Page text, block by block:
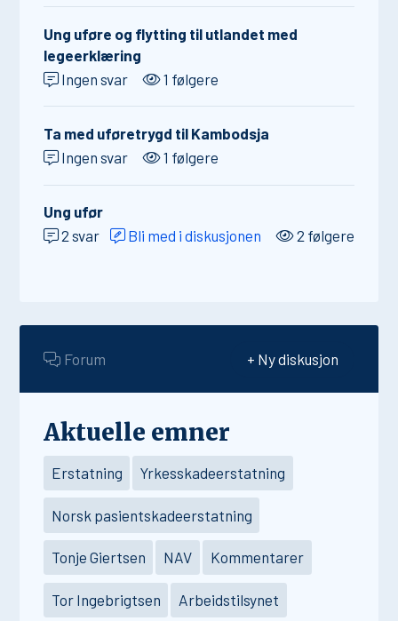
Ung uføre og flytting til utlandet med
legeerklæring
Ingen svar
1 følgere
Ta med uføretrygd til Kambodsja
Ingen svar
1 følgere
Ung ufør
2 svar
Bli med i diskusjonen 2 følgere
Forum + Ny diskusjon
Aktuelle emner
Erstatning Yrkesskadeerstatning
Norsk pasientskadeerstatning
Tonje Giertsen NAV Kommentarer
Tor Ingebrigtsen Arbeidstilsynet